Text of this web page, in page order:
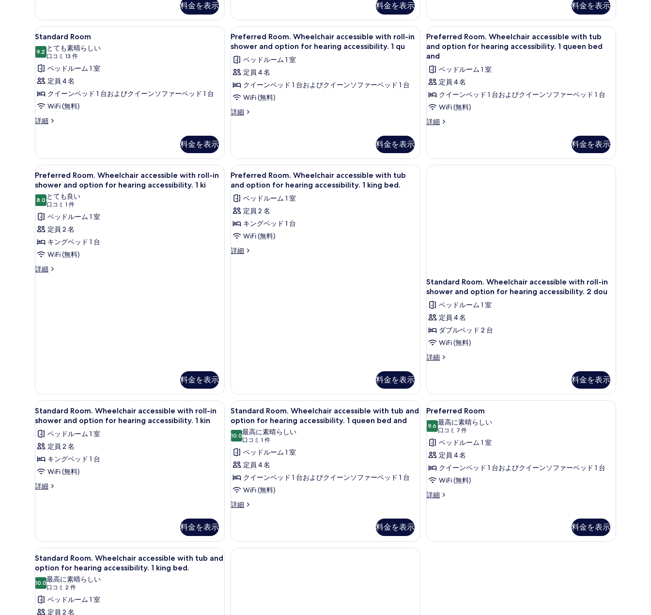
す
る
を
表
示
す
る
表
示
す
る
and
1
queen
sleeper
の
す
べ
て
写
を
表
示
す
る
-
visual
alarms
notifications.
queen
bed
queen
の
料金を表示
king
bed.
の
す
べ
て
の
写
真
示
す
る
accessible
room
with
option
hearing
accessibility.
king
bed.
詳
料金を表示
の
す
べ
て
の
写
真
を
表
る
alarms
and
notifications.
king
bed.
の
詳
細
料金を表示
Standard
Room
の
す
べ
て
の
写
表
示
す
る
セーフティボックス (室内)、デスク、遮光カーテン、アイロン / アイロン台
4
Standard Room
9.210 点中 9.2
とても素晴らしい
口コミ 13 件
(口
コ
ミ
13
件)
ベッドルーム 1 室
定員 4 名
クイーンベッド 1 台およびクイーンソファーベッド 1 台
WiFi (無料)
詳細
Standard
細
料金を表示
Preferred
Room.
Wheelchair
accessible
with
roll-
in
shower
hearing
accessibility.
1
qu
の
す
べ
て
の
セーフティボックス (室内)、デスク、遮光カーテン、アイロン / アイロン台
4
Preferred Room. Wheelchair accessible with roll-in
shower and option for hearing accessibility. 1 qu
ベッドルーム 1 室
定員 4 名
クイーンベッド 1 台およびクイーンソファーベッド 1 台
WiFi (無料)
詳細
Preferred
roll-
in
shower
option
for
hearing
accessibility.
qu
詳
料金を表示
Preferred
Room.
Wheelchair
accessible
with
tub
and
option
for
1
queen
を
表
示
す
る
セーフティボックス (室内)、デスク、遮光
4
Preferred Room. Wheelchair accessible with tub
and option for hearing accessibility. 1 queen bed
and
ベッドルーム 1 室
定員 4 名
クイーンベッド 1 台およびクイーンソファーベッド 1 台
WiFi (無料)
詳細
Preferred
with
tub
and
料金を表示
Preferred
Room.
Wheelchair
accessible
with
roll-
in
shower
and
option
の
写
真
を
表
示
す
る
セーフティボックス (室内)、デスク、遮光カーテン、アイロン / アイロン台
4
Preferred Room. Wheelchair accessible with roll-in
shower and option for hearing accessibility. 1 ki
8.010 点中 8.0
とても良い
口コミ 1 件
(口
コ
ミ
件)
ベッドルーム 1 室
定員 2 名
キングベッド 1 台
WiFi (無料)
詳細
Preferred
ki
の
詳
細
料金を表示
Preferred
Room.
Wheelchair
accessible
with
tub
and
option
写
真
を
表
示
す
る
セーフティボックス (室内)、デスク、遮光カーテン、アイロン / アイロン台
4
Preferred Room. Wheelchair accessible with tub
and option for hearing accessibility. 1 king bed.
ベッドルーム 1 室
定員 2 名
キングベッド 1 台
WiFi (無料)
詳細
Preferred
細
料金を表示
Standard Room. Wheelchair accessible with roll-in
shower and option for hearing accessibility. 2 dou
ベッドルーム 1 室
定員 4 名
ダブルベッド 2 台
WiFi (無料)
詳細
Standard
with
roll-
in
shower
and
option
for
hearing
accessibility.
2
dou
詳
料金を表示
Standard
Room.
Wheelchair
accessible
with
roll-
in
shower
accessibility.
1
kin
の
す
べ
て
セーフティボックス (室内)、デスク、遮光カーテン、アイロン / アイロン台
4
Standard Room. Wheelchair accessible with roll-in
shower and option for hearing accessibility. 1 kin
ベッドルーム 1 室
定員 2 名
キングベッド 1 台
WiFi (無料)
詳細
Standard
in
shower
and
option
for
hearing
accessibility.
kin
料金を表示
Standard
Room.
Wheelchair
accessible
with
tub
and
option
for
hearing
queen
bed
セーフティボックス (室内)、デスク、遮光カーテン、アイロン / アイロン台
4
Standard Room. Wheelchair accessible with tub and
option for hearing accessibility. 1 queen bed and
10.010 点中 10.0
最高に素晴らしい
口コミ 1 件
(口
コ
ミ
件)
ベッドルーム 1 室
定員 4 名
クイーンベッド 1 台およびクイーンソファーベッド 1 台
WiFi (無料)
詳細
Standard
with
tub
and
料金を表示
Preferred
Room
の
す
べ
て
の
写
示
Preferred Room | セーフティボックス (室内
3
Preferred Room
9.610 点中 9.6
最高に素晴らしい
口コミ 7 件
(口
コ
ミ
件)
ベッドルーム 1 室
定員 4 名
クイーンベッド 1 台およびクイーンソファーベッド 1 台
WiFi (無料)
詳細
Preferred
料金を表示
Standard
Room.
Wheelchair
accessible
with
tub
セーフティボックス (室内)、デスク、遮光カーテン、アイロン / アイロン台
4
Standard Room. Wheelchair accessible with tub and
option for hearing accessibility. 1 king bed.
10.010 点中 10.0
最高に素晴らしい
口コミ 2 件
(口
コ
ミ
ベッドルーム 1 室
定員 2 名